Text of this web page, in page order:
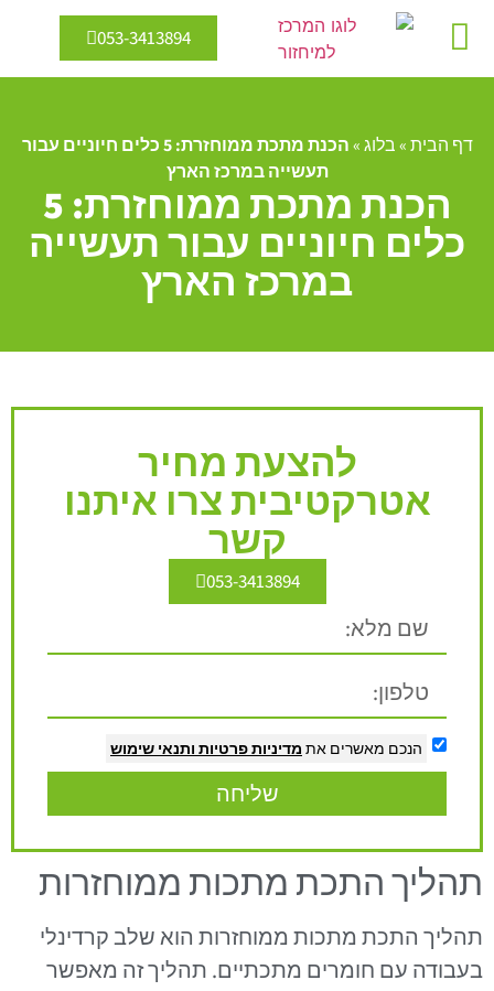
053-3413894
דף הבית»בלוג»
הכנת מתכת ממוחזרת: 5 כלים חיוניים עבור
תעשייה במרכז הארץ
הכנת מתכת ממוחזרת: 5
כלים חיוניים עבור תעשייה
במרכז הארץ
להצעת מחיר
אטרקטיבית צרו איתנו
קשר
053-3413894
הנכם מאשרים את מדיניות פרטיות ותנאי שימוש
שליחה
תהליך התכת מתכות ממוחזרות
תהליך התכת מתכות ממוחזרות הוא שלב קרדינלי
בעבודה עם חומרים מתכתיים. תהליך זה מאפשר